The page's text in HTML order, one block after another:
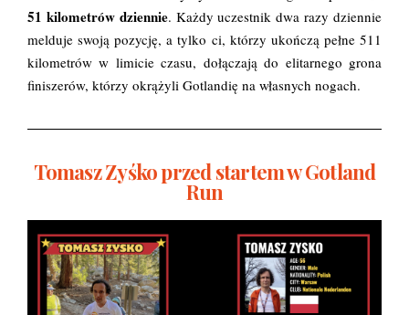
51 kilometrów dziennie. Każdy uczestnik dwa razy dziennie
melduje swoją pozycję, a tylko ci, którzy ukończą pełne 511
kilometrów w limicie czasu, dołączają do elitarnego grona
finiszerów, którzy okrążyli Gotlandię na własnych nogach.
Tomasz Zyśko przed startem w Gotland
Run